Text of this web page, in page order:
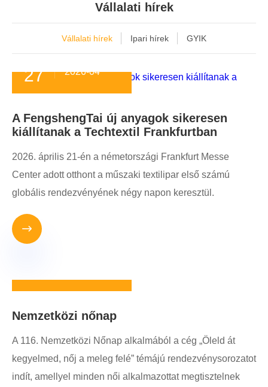
Vállalati hírek
Vállalati hírek Ipari hírek GYIK
27 2026-04
A FengshengTai új anyagok sikeresen
kiállítanak a Techtextil Frankfurtban
2026. április 21-én a németországi Frankfurt Messe
Center adott otthont a műszaki textilipar első számú
globális rendezvényének négy napon keresztül.

Nemzetközi nőnap
A 116. Nemzetközi Nőnap alkalmából a cég „Öleld át
kegyelmed, nőj a meleg felé” témájú rendezvénysorozatot
indít, amellyel minden női alkalmazottat megtisztelnek